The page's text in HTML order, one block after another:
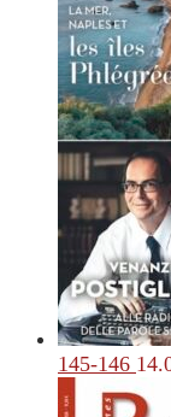
145-146